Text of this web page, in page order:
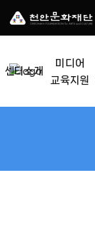
센터소개
미디어
교육지원